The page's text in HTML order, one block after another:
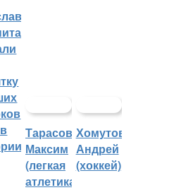
Тарасов
Максим
(легкая
атлетика)
Хомутов
Андрей
(хоккей)